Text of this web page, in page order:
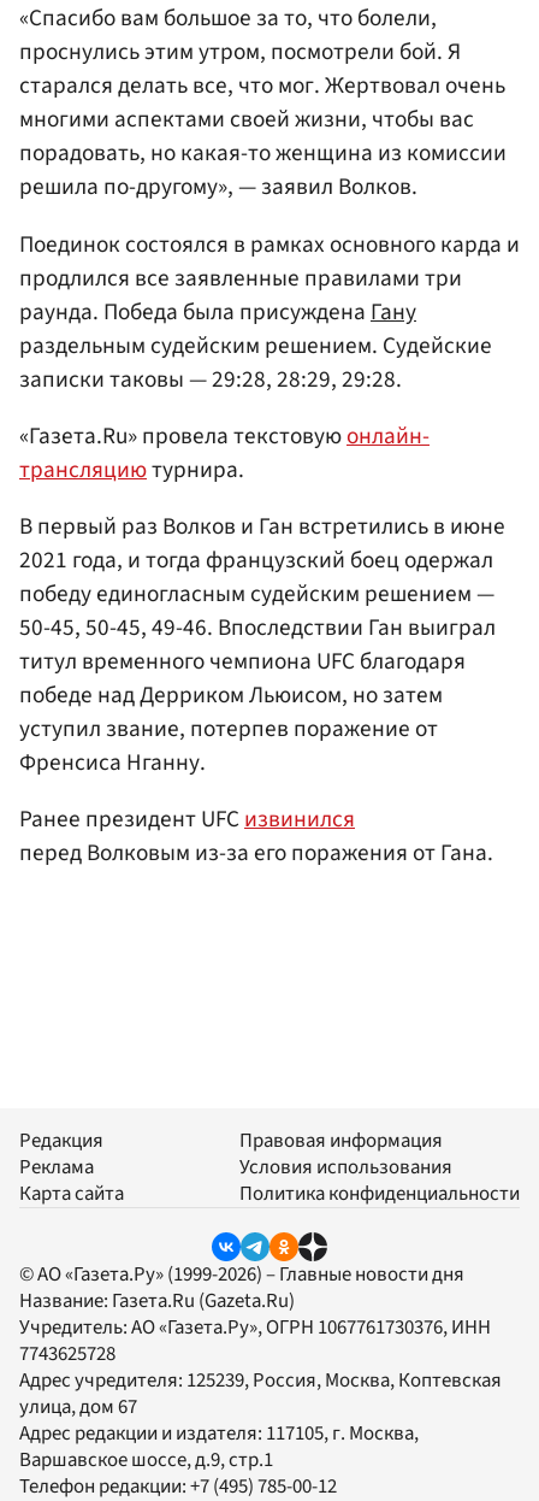
«Спасибо вам большое за то, что болели,
проснулись этим утром, посмотрели бой. Я
старался делать все, что мог. Жертвовал очень
многими аспектами своей жизни, чтобы вас
порадовать, но какая-то женщина из комиссии
решила по-другому», — заявил Волков.
Поединок состоялся в рамках основного карда и
продлился все заявленные правилами три
раунда. Победа была присуждена Гану
раздельным судейским решением. Судейские
записки таковы — 29:28, 28:29, 29:28.
«Газета.Ru» провела текстовуюонлайн-
трансляциютурнира.
В первый раз Волков и Ган встретились в июне
2021 года, и тогда французский боец одержал
победу единогласным судейским решением —
50-45, 50-45, 49-46. Впоследствии Ган выиграл
титул временного чемпиона UFC благодаря
победе над Дерриком Льюисом, но затем
уступил звание, потерпев поражение от
Френсиса Нганну.
Ранее президент UFCизвинился
перед Волковым из-за его поражения от Гана.
Редакция
Реклама
Карта сайта
Правовая информация
Условия использования
Политика конфиденциальности
© АО «Газета.Ру» (1999-2026) – Главные новости дня
Название: Газета.Ru (Gazeta.Ru)
Учредитель:АО «Газета.Ру», ОГРН 1067761730376, ИНН
7743625728
Адрес учредителя: 125239, Россия, Москва, Коптевская
улица, дом 67
Адрес редакции и издателя: 117105, г. Москва,
Варшавское шоссе, д.9, стр.1
Телефон редакции:+7 (495) 785-00-12